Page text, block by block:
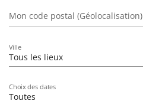
Mon code postal (Géolocalisation)
Ville
Tous les lieux
Choix des dates
Toutes